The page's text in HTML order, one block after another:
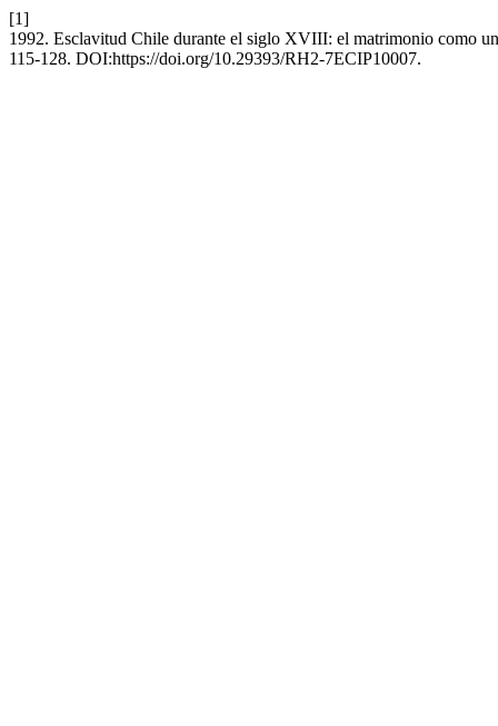
[1]
1992. Esclavitud Chile durante el siglo XVIII: el matrimonio como
115-128. DOI:https://doi.org/10.29393/RH2-7ECIP10007.